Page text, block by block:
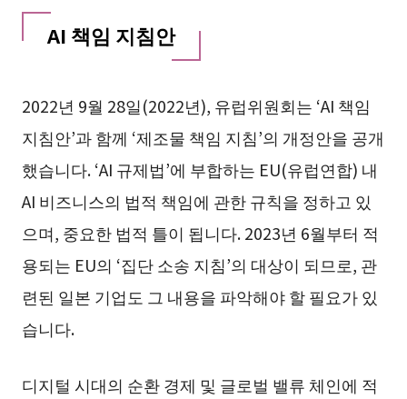
AI 책임 지침안
2022년 9월 28일(2022년), 유럽위원회는 ‘AI 책임
지침안’과 함께 ‘제조물 책임 지침’의 개정안을 공개
했습니다. ‘AI 규제법’에 부합하는 EU(유럽연합) 내
AI 비즈니스의 법적 책임에 관한 규칙을 정하고 있
으며, 중요한 법적 틀이 됩니다. 2023년 6월부터 적
용되는 EU의 ‘집단 소송 지침’의 대상이 되므로, 관
련된 일본 기업도 그 내용을 파악해야 할 필요가 있
습니다.
디지털 시대의 순환 경제 및 글로벌 밸류 체인에 적